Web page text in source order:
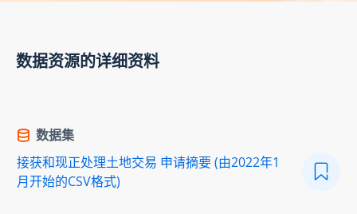
数据资源的详细资料
数据集
接获和现正处理土地交易 申请摘要 (由2022年1
月开始的CSV格式)